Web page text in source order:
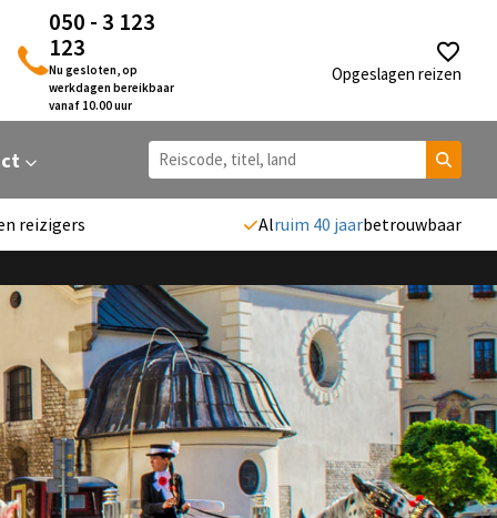
050 - 3 123
123
Nu gesloten, op
werkdagen bereikbaar
vanaf 10.00 uur
Opgeslagen reizen
reizigers Alruim 40 jaarbetrouwbaar